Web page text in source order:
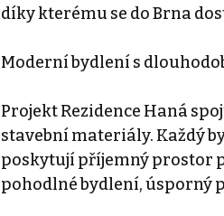
díky kterému se do Brna
Moderní bydlení s
Projekt Rezidence Haná
stavební materiály. Každý
poskytují příjemný prostor
pohodlné bydlení, úsporný